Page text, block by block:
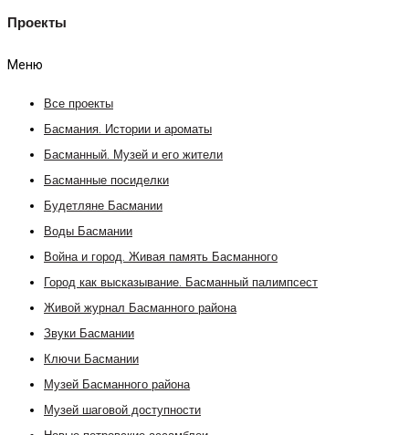
Проекты
Меню
Все проекты
Басмания. Истории и ароматы
Басманный. Музей и его жители
Басманные посиделки
Будетляне Басмании
Воды Басмании
Война и город. Живая память Басманного
Город как высказывание. Басманный палимпсест
Живой журнал Басманного района
Звуки Басмании
Ключи Басмании
Музей Басманного района
Музей шаговой доступности